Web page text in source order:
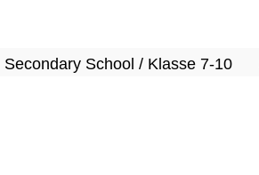
Secondary School / Klasse 7-10